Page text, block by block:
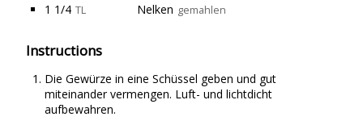
1 1/4 TL Nelken gemahlen
Instructions
Die Gewürze in eine Schüssel geben und gut
miteinander vermengen. Luft- und lichtdicht
aufbewahren.